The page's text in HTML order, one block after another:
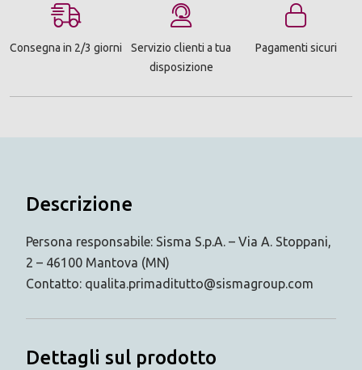
Consegna in 2/3 giorni
Servizio clienti a tua
disposizione
Pagamenti sicuri
Descrizione
Persona responsabile: Sisma S.p.A. – Via A. Stoppani,
2 – 46100 Mantova (MN)
Contatto: qualita.primaditutto@sismagroup.com
Dettagli sul prodotto